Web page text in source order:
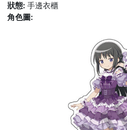
狀態: 手邊衣櫃
角色圖: